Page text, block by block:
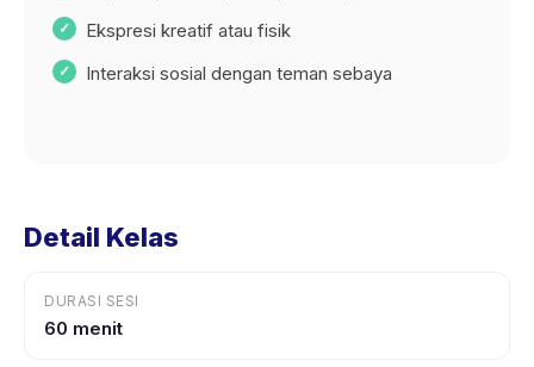
Ekspresi kreatif atau fisik
Interaksi sosial dengan teman sebaya
Detail Kelas
DURASI SESI
60 menit